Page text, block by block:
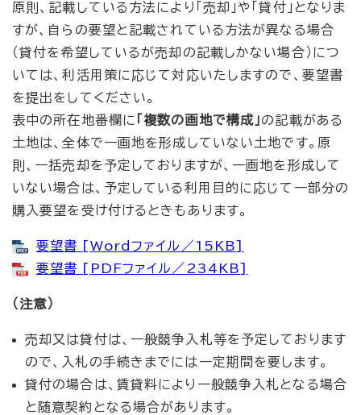
原則、記載している方法により「売却」や「貸付」となりま
すが、自らの要望と記載されている方法が異なる場合
（貸付を希望しているが売却の記載しかない場合）につ
いては、利活用策に応じて対応いたしますので、要望書
を提出をしてください。
表中の所在地番欄に 「複数の画地で構成」の記載がある
土地は、全体で一画地を形成していない土地です。原
則、一括売却を予定しておりますが、一画地を形成して
いない場合は、予定している利用目的に応じて一部分の
購入要望を受け付けるときもあります。
要望書 [Wordファイル／15KB]
要望書 [PDFファイル／234KB]
（注意）
売却又は貸付は、一般競争入札等を予定しております
ので、入札の手続きまでには一定期間を要します。
貸付の場合は、賃貸料により一般競争入札となる場合
と随意契約となる場合があります。